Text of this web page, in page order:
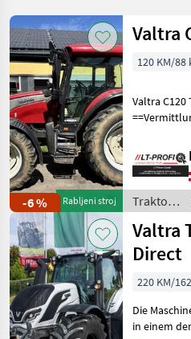
Kategorija 4 Država
TRENUTNA
POT
Kmetijska
tehnika
Traktor
Standardni
Traktor
Valtra
IZBERITE
KATEGORIJO
Valtra
John Deere
Ponastavi
Prikaži
436
rezultatov
-6 % Rabljeni stroj
Valtra
120 KM/88
Valtra C120
Steuergerät
-480/65R28
Traktor /
Valtra
Valtra
Direct
220 KM/
Die
in einem